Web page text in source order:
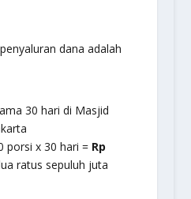
dana adalah
30 hari di Masjid
porsi x 30 hari = Rp
ratus sepuluh juta